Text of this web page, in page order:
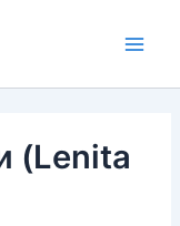
(Lenita